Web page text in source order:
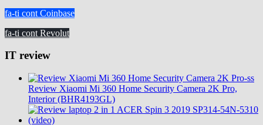
fa-ti cont Coinbase
fa-ti cont Revolut
IT review
Review Xiaomi Mi 360 Home Security Camera 2K Pro,
Interior (BHR4193GL)